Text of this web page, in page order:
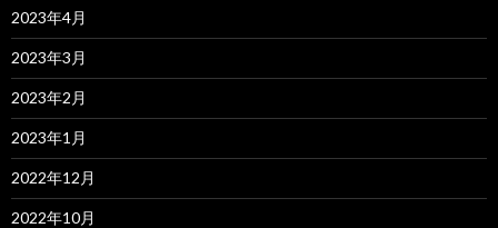
2023年4月
2023年3月
2023年2月
2023年1月
2022年12月
2022年10月